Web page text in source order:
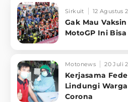
Sirkuit 12 Agustus
Gak Mau
MotoGP Ini
Motonews 20 Juli
Kerjasama
Lindungi
Corona